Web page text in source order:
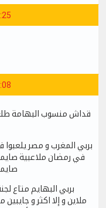
بربي المغرب و مصر يلعبوا
في رمضان ملاعبية
ملاين و إلا اكثر و